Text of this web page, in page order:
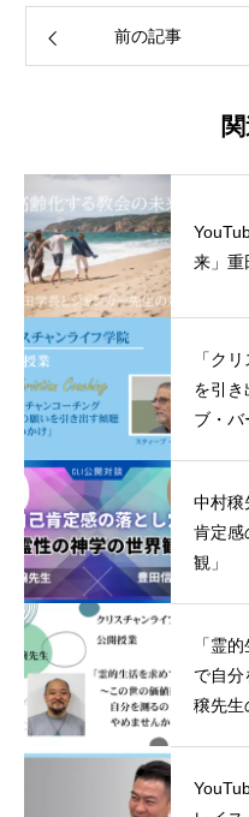
前の記事
来」重
「ク
を引き
ブ・バ
中村穣
肯定感
観」
「霊
で自
穣先生